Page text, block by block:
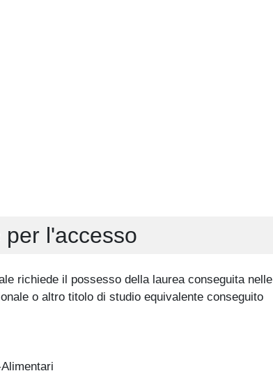
l'accesso
richiede il possesso della laurea conseguita nelle
o altro titolo di studio equivalente conseguito